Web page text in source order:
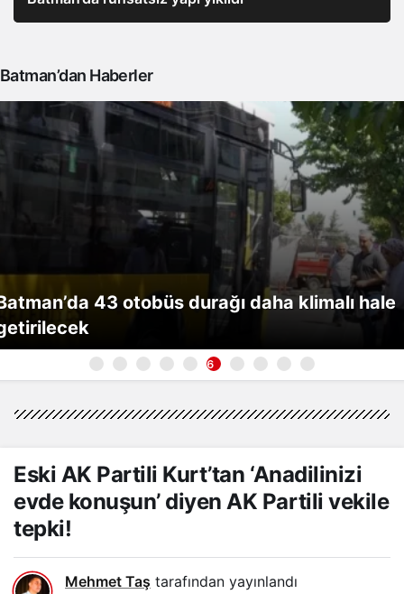
Batman’dan Haberler
43 otobüs durağı daha klimalı hale
6
Eski AK Partili Kurt’tan ‘Anadilinizi
evde konuşun’ diyen AK Partili vekile
tepki!
Mehmet Taş tarafından yayınlandı